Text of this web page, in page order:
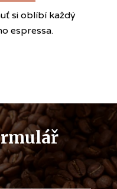
si oblíbí každý
espressa.